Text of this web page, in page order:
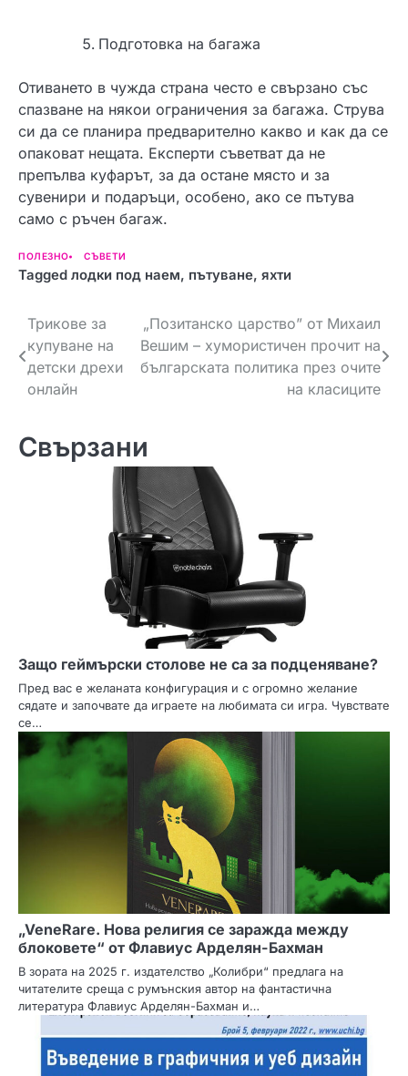
Подготовка на багажа
Отиването в чужда страна често е свързано със
спазване на някои ограничения за багажа. Струва
си да се планира предварително какво и как да се
опаковат нещата. Експерти съветват да не
препълва куфарът, за да остане място и за
сувенири и подаръци, особено, ако се пътува
само с ръчен багаж.
ПОЛЕЗНО СЪВЕТИ
Tagged лодки под наем, пътуване, яхти
Н
а
в
г
Трикове за
купуване на
детски дрехи
онлайн
„Позитанско царство” от Михаил
Вешим – хумористичен прочит на
българската политика през очите
на класиците
Свързани
Защо геймърски столове не са за подценяване?
Пред вас е желаната конфигурация и с огромно желание
сядате и започвате да играете на любимата си игра. Чувствате
се…
„VeneRare. Нова религия се заражда между
блоковете“ от Флавиус Арделян-Бахман
В зората на 2025 г. издателство „Колибри“ предлага на
читателите среща с румънския автор на фантастична
литература Флавиус Арделян-Бахман и…